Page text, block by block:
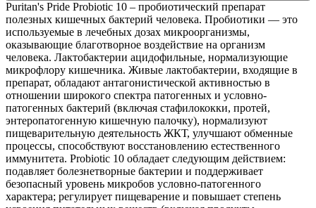
Puritan's Pride Probiotic 10 – пробиотический препарат
полезных кишечных бактерий человека. Пробиотики — это
используемые в лечебных дозах микроорганизмы,
оказывающие благотворное воздействие на организм
человека. Лактобактерии ацидофильные, нормализующие
микрофлору кишечника. Живые лактобактерии, входящие в
препарат, обладают антагонистической активностью в
отношении широкого спектра патогенных и условно-
патогенных бактерий (включая стафилококки, протей,
энтеропатогенную кишечную палочку), нормализуют
пищеварительную деятельность ЖКТ, улучшают обменные
процессы, способствуют восстановлению естественного
иммунитета. Probiotic 10 обладает следующим действием:
подавляет болезнетворные бактерии и поддерживает
безопасный уровень микробов условно-патогенного
характера; регулирует пищеварение и повышает степень